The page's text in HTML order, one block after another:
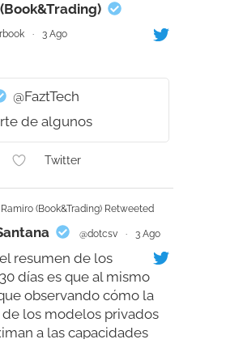
· 3 Ago
@FaztTech
de algunos
Twitter
Ramiro (Book&Trading) Retweeted
@dotcsv · 3 Ago
resumen de los
días es que al mismo
observando cómo la
los modelos privados
a las capacidades